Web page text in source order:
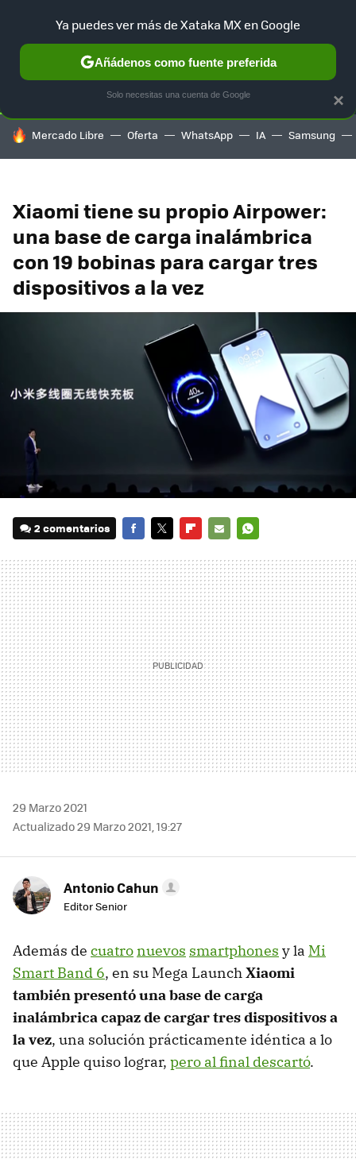
SELECCIÓN GAMING HOME AUTO TERRITORIO
HOY SE HABLA DE
Mercado Libre Oferta WhatsApp IA Samsung
Xiaomi tiene su propio Airpower:
una base de carga inalámbrica
con 19 bobinas para cargar tres
dispositivos a la vez
2 comentarios
MAIL
29 Marzo 2021
Actualizado 29 Marzo 2021, 19:27
Antonio Cahun
Editor Senior
Además de cuatronuevos smartphones y la Mi
Smart Band 6, en su Mega LaunchXiaomi
también presentó una base de carga
inalámbrica capaz de cargar tres dispositivos a
la vez, una solución prácticamente idéntica a lo
que Apple quiso lograr, pero al final descartó.
×
Ya puedes ver más de Xataka MX en Google
Añádenos como fuente preferida
Solo necesitas una cuenta de Google